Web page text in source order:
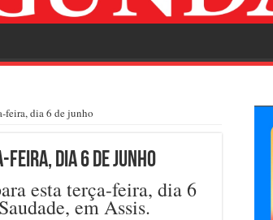
feira, dia 6 de junho
feira, dia 6 de junho
esta terça-feira, dia 6
em Assis.